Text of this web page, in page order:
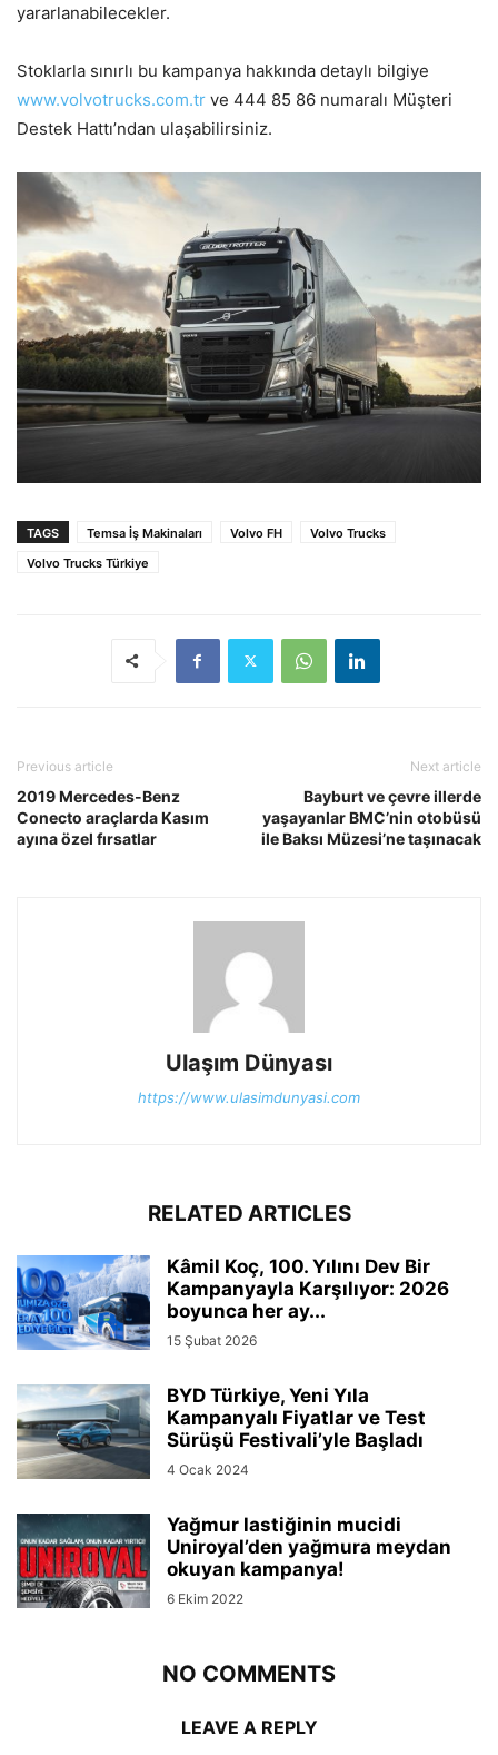
yararlanabilecekler.
Stoklarla sınırlı bu kampanya hakkında detaylı bilgiye
www.volvotrucks.com.tr ve 444 85 86 numaralı Müşteri
Destek Hattı’ndan ulaşabilirsiniz.
TAGS Temsa İş Makinaları Volvo FH
Volvo Trucks
Volvo Trucks Türkiye
Previous article
2019 Mercedes-Benz
Conecto araçlarda Kasım
ayına özel fırsatlar
Next article
Bayburt ve çevre illerde
yaşayanlar BMC’nin otobüsü
ile Baksı Müzesi’ne taşınacak
Ulaşım Dünyası
https://www.ulasimdunyasi.com
RELATED ARTICLES
Kâmil Koç, 100. Yılını Dev Bir
Kampanyayla Karşılıyor: 2026
boyunca her ay...
15 Şubat 2026
BYD Türkiye, Yeni Yıla
Kampanyalı Fiyatlar ve Test
Sürüşü Festivali’yle Başladı
4 Ocak 2024
Yağmur lastiğinin mucidi
Uniroyal’den yağmura meydan
okuyan kampanya!
6 Ekim 2022
NO COMMENTS
LEAVE A REPLY